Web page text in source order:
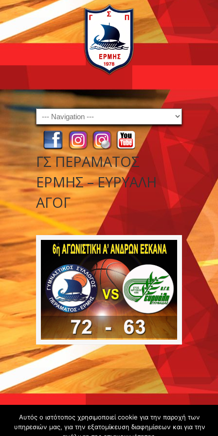
Navigation
ΓΣ ΠΕΡΑΜΑΤΟΣ
ΕΡΜΗΣ – ΕΥΡΥΑΛΗ
ΑΓΟΓ
Copyright ©
2020 -
Αυτός ο ιστότοπος χρησιμοποιεί cookie για την παροχή των
υπηρεσιών μας, για την εξατομίκευση διαφημίσεων και για την